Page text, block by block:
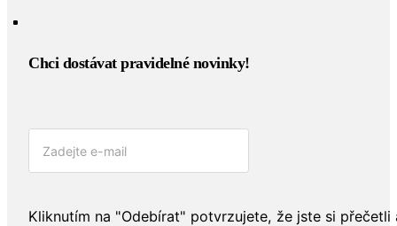
Chci dostávat pravidelné novinky!​
Kliknutím na "Odebírat" potvrzujete, že jste si přečetli